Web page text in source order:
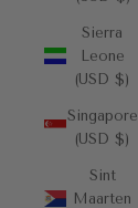
Sierra
Leone
(USD $)
Singapore
(USD $)
Sint
Maarten